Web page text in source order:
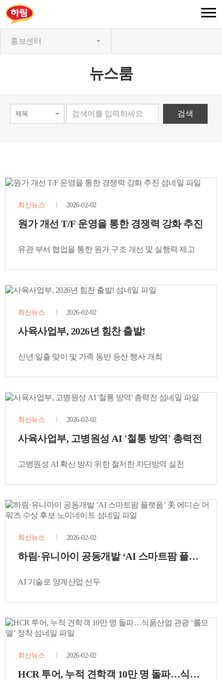
홍보센터
뉴스룸
최신뉴스 2026-02-02
원가 개선 T/F 운영을 통한 경쟁력 강화 추진
유관 부서 협업을 통한 원가 구조 개선 및 실행력 제고
최신뉴스 2026-02-02
사육사업부, 2026년 힘찬 출발!
신년 일출 맞이 및 가족 동반 등산 행사 개최
최신뉴스 2026-02-02
사육사업부, 고병원성 AI '철통 방역' 총력전
고병원성 AI 확산 방지 위한 철저한 차단방역 실천
최신뉴스 2026-02-02
하림·유니아이 공동개발 ‘AI 스마트팜 플랫폼’
AI 기술로 양계산업 선두
최신뉴스 2026-02-02
HCR 투어, 누적 견학객 10만 명 돌파…식품산업